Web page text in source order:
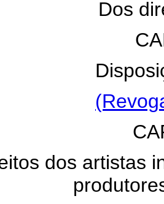
Dos
94.
dos artistas